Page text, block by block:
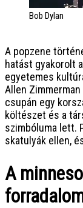
Bob Dylan
A popzene
hatást gyakorolt
egyetemes
Allen
csupán egy
költészet és a
szimbóluma lett.
skatulyák ellen,
A